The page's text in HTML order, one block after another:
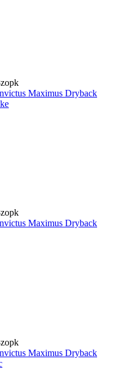
Maximus Dryback
Maximus Dryback
Maximus Dryback